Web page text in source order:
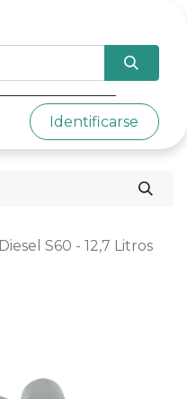
Identificarse
S60 - 12,7 Litros